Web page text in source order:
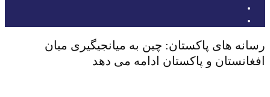
رسانه های پاکستان: چین به میانجیگیری میان
افغانستان و پاکستان ادامه می دهد